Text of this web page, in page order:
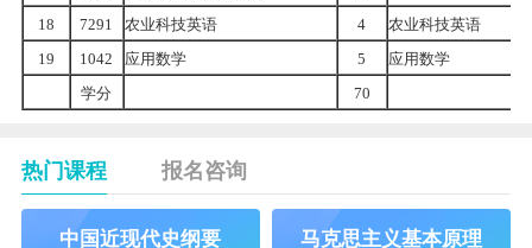
18
7291 农业科技英语 4
农业科技英语
19
1042 应用数学 5
应用数学
学分
70
热门课程 报名咨询
中国近现代史纲要 马克思主义基本原理